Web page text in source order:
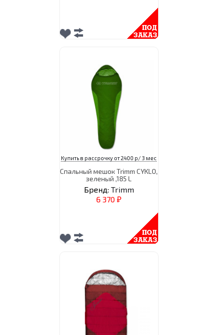
Купить в рассрочку от 2400 р/ 3 мес
Спальный мешок Trimm CYKLO,
зеленый ,185 L
Бренд: Trimm
6 370 ₽